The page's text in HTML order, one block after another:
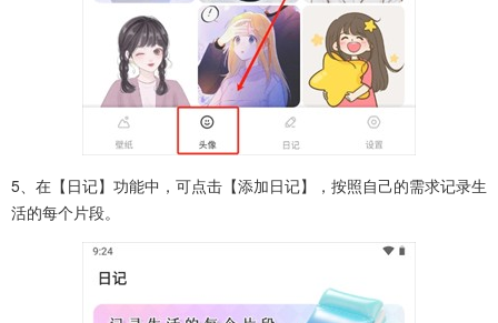
5、在【日记】功能中，可点击【添加日记】，按照自己的需求记录生
活的每个片段。